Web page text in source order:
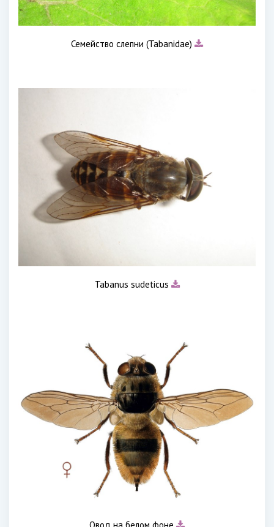
Семейство слепни (Tabanidae)
Tabanus sudeticus